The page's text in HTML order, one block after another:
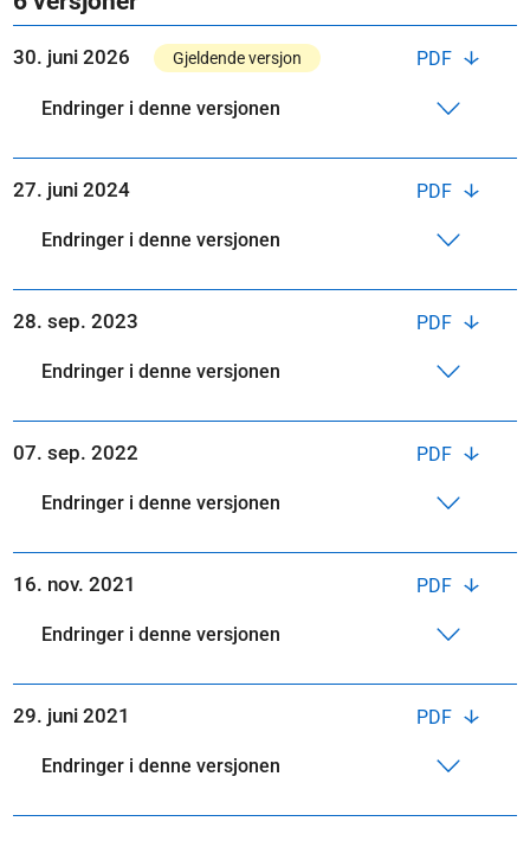
PDF
30. juni 2026 Gjeldende versjon
Endringer i denne versjonen
PDF
27. juni 2024
Endringer i denne versjonen
PDF
28. sep. 2023
Endringer i denne versjonen
PDF
07. sep. 2022
Endringer i denne versjonen
PDF
16. nov. 2021
Endringer i denne versjonen
PDF
29. juni 2021
Endringer i denne versjonen